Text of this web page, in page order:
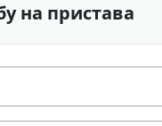
на пристава